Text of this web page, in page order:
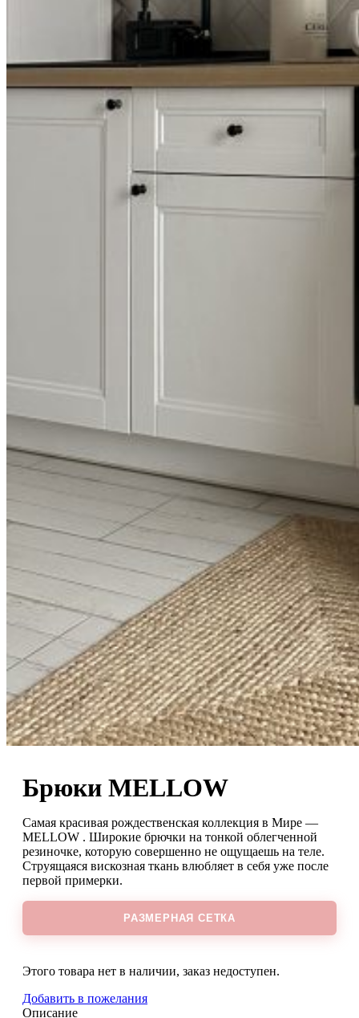
Брюки MELLOW
Самая красивая рождественская коллекция в Мире —
MELLOW . Широкие брючки на тонкой облегченной
резиночке, которую совершенно не ощущаешь на теле.
Струящаяся вискозная ткань влюбляет в себя уже после
первой примерки.
РАЗМЕРНАЯ СЕТКА
Этого товара нет в наличии, заказ недоступен.
Добавить в пожелания
Описание